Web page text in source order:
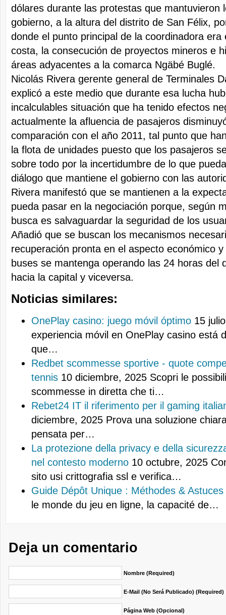
dólares durante las protestas que mantuvieron
gobierno, a la altura del distrito de San Félix,
donde el punto principal de la coordinadora era
costa, la consecución de proyectos mineros e
áreas adyacentes a la comarca Ngäbé Buglé.
Nicolás Rivera gerente general de Terminales
explicó a este medio que durante esa lucha
incalculables situación que ha tenido efectos
actualmente la afluencia de pasajeros
comparación con el año 2011, tal punto que
la flota de unidades puesto que los pasajeros
sobre todo por la incertidumbre de lo que
diálogo que mantiene el gobierno con las
Rivera manifestó que se mantienen a la
pueda pasar en la negociación porque, según
busca es salvaguardar la seguridad de los
Añadió que se buscan los mecanismos
recuperación pronta en el aspecto económico
buses se mantenga operando las 24 horas del
hacia la capital y viceversa.
Noticias similares:
OnePlay casino: juego móvil óptimo 15
experiencia móvil en OnePlay casino está
que…
Redbet scommesse sportive - quote
tennis 10 diciembre, 2025 Scopri le
scommesse in diretta che ti…
Rebet24 IT il riferimento per il gaming
diciembre, 2025 Prova una soluzione
pensata per…
La protezione della privacy e della
nel contesto moderno 10 octubre, 2025
sito usi crittografia ssl e verifica…
Guide Dépôt Unique : Méthodes & Astuces
le monde du jeu en ligne, la capacité de…
Deja un comentario
Nombre (required)
E-Mail (no Será Publicado) (required)
Página Web (opcional)